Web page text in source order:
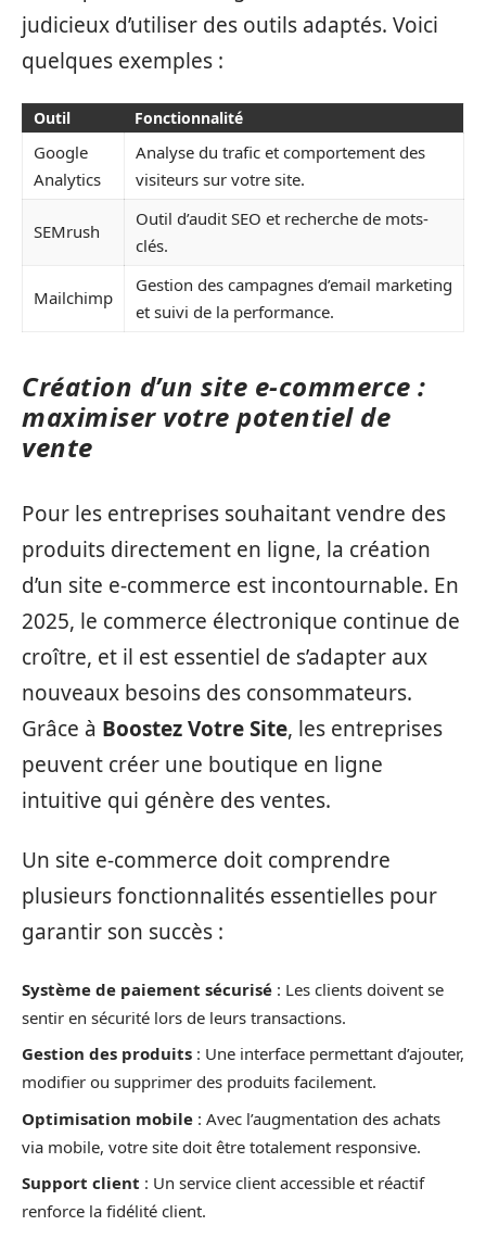
judicieux d’utiliser des outils adaptés. Voici
quelques exemples :
Outil Fonctionnalité
Google
Analytics
Analyse du trafic et comportement des
visiteurs sur votre site.
SEMrush
Outil d’audit SEO et recherche de mots-
clés.
Mailchimp
Gestion des campagnes d’email marketing
et suivi de la performance.
Création d’un site e-commerce :
maximiser votre potentiel de
vente
Pour les entreprises souhaitant vendre des
produits directement en ligne, la création
d’un site e-commerce est incontournable. En
2025, le commerce électronique continue de
croître, et il est essentiel de s’adapter aux
nouveaux besoins des consommateurs.
Grâce à Boostez Votre Site, les entreprises
peuvent créer une boutique en ligne
intuitive qui génère des ventes.
Un site e-commerce doit comprendre
plusieurs fonctionnalités essentielles pour
garantir son succès :
Système de paiement sécurisé : Les clients doivent se
sentir en sécurité lors de leurs transactions.
Gestion des produits : Une interface permettant d’ajouter,
modifier ou supprimer des produits facilement.
Optimisation mobile : Avec l’augmentation des achats
via mobile, votre site doit être totalement responsive.
Support client : Un service client accessible et réactif
renforce la fidélité client.